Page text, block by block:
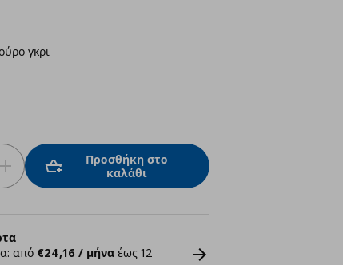
γκρι
Προσθήκη στο
καλάθι
από €24,16 / μήναέως 12